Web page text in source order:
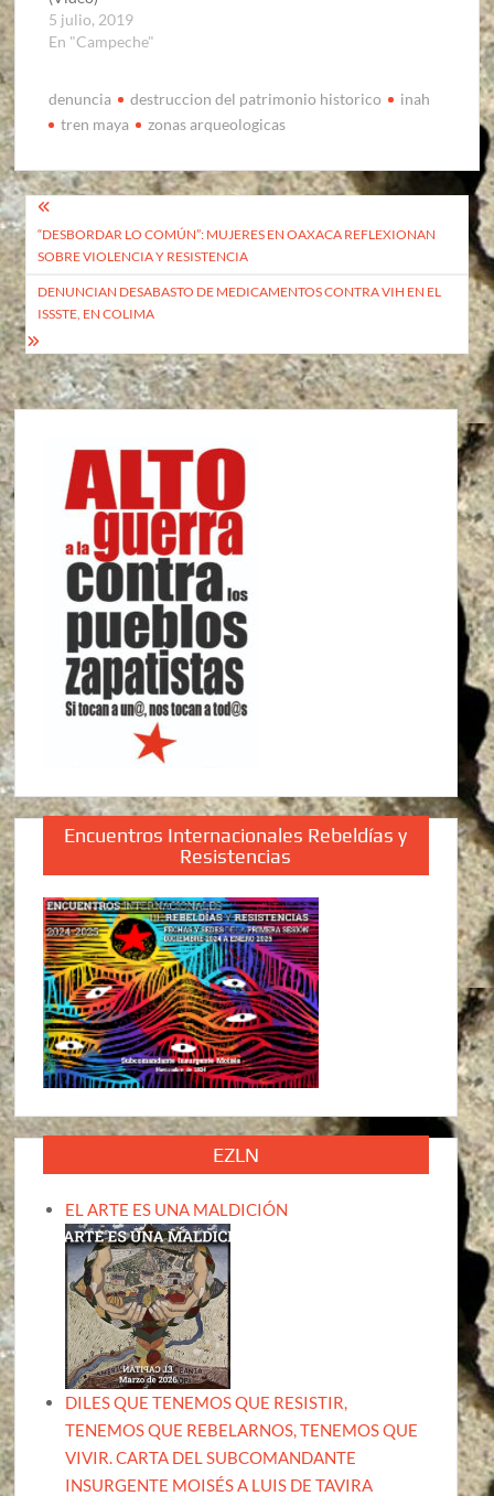
5 julio, 2019
En "Campeche"
denuncia destruccion del patrimonio historico
inah
tren maya
zonas arqueologicas
Navegación
de
entradas
“DESBORDAR LO COMÚN”: MUJERES EN OAXACA REFLEXIONAN
SOBRE VIOLENCIA Y RESISTENCIA
DENUNCIAN DESABASTO DE MEDICAMENTOS CONTRA VIH EN EL
ISSSTE, EN COLIMA
Encuentros Internacionales Rebeldías y
Resistencias
EZLN
EL ARTE ES UNA MALDICIÓN
DILES QUE TENEMOS QUE RESISTIR,
TENEMOS QUE REBELARNOS, TENEMOS QUE
VIVIR. CARTA DEL SUBCOMANDANTE
INSURGENTE MOISÉS A LUIS DE TAVIRA